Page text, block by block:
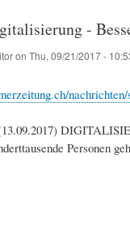
-
on Thu, 09/21/2017 -
Personen